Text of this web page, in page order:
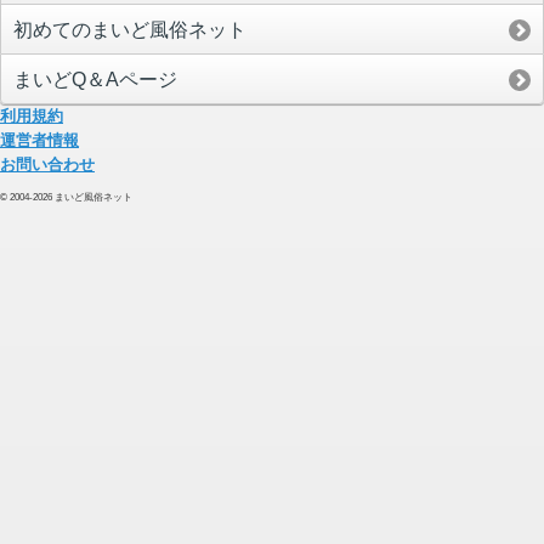
初めてのまいど風俗ネット
まいどQ＆Aページ
利用規約
運営者情報
お問い合わせ
© 2004-2026 まいど風俗ネット